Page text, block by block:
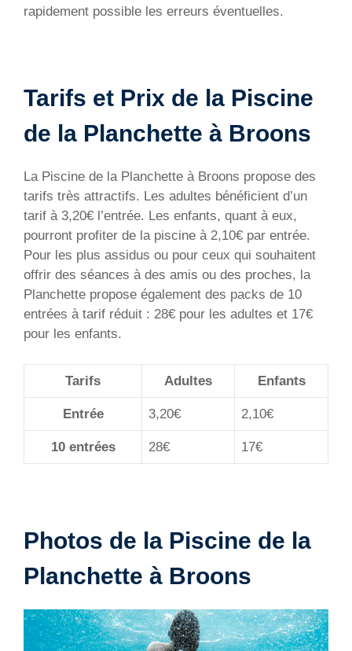
rapidement possible les erreurs éventuelles.
Tarifs et Prix de la Piscine
de la Planchette à Broons
La Piscine de la Planchette à Broons propose des
tarifs très attractifs. Les adultes bénéficient d’un
tarif à 3,20€ l’entrée. Les enfants, quant à eux,
pourront profiter de la piscine à 2,10€ par entrée.
Pour les plus assidus ou pour ceux qui souhaitent
offrir des séances à des amis ou des proches, la
Planchette propose également des packs de 10
entrées à tarif réduit : 28€ pour les adultes et 17€
pour les enfants.
Tarifs Adultes Enfants
Entrée 3,20€ 2,10€
10 entrées 28€ 17€
Photos de la Piscine de la
Planchette à Broons